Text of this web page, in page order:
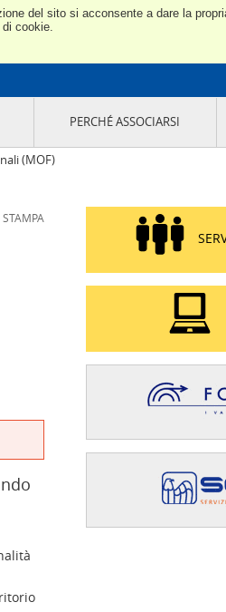
del sito si acconsente a dare la
cookie.
EDIZIONE
PROGETTO LU.ME.
IL MANAGER
DISTRETTO
GRUPPO
SOSTENIBILITÀ
PERCHÉ ASSOCIARSI
(MOF)
STAMPA